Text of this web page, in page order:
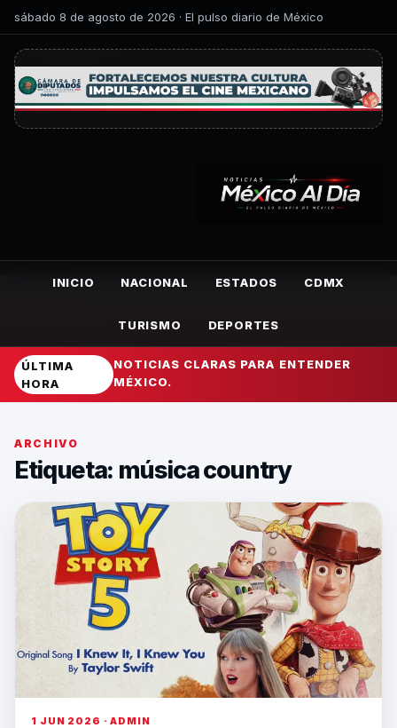
sábado 8 de agosto de 2026 · El pulso diario de México
INICIO NACIONAL ESTADOS CDMX
TURISMO DEPORTES
ÚLTIMA
HORA
NOTICIAS CLARAS PARA ENTENDER
MÉXICO.
ARCHIVO
Etiqueta: música country
1 JUN 2026 · ADMIN